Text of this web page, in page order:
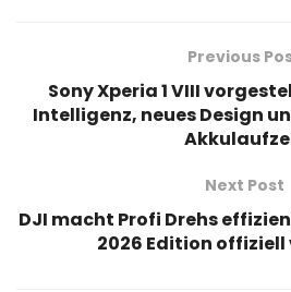
Previous
Sony Xperia 1 VIII
Intelligenz, neues Design
Next Post
DJI macht Profi Drehs
2026 Edition